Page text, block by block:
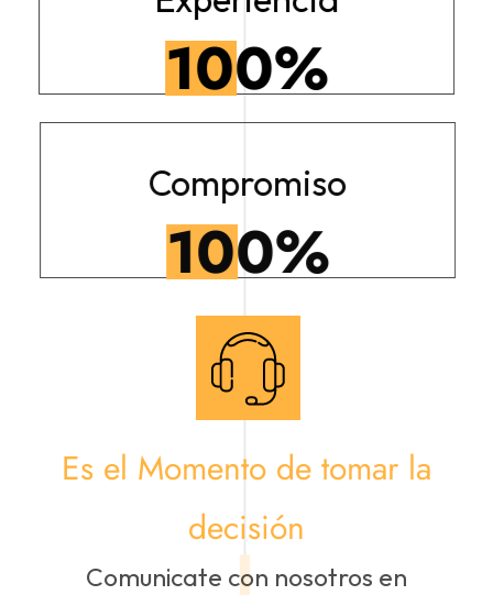
Es el Momento de tomar la
decisión
Comunicate con nosotros en
100%
Compromiso
100%